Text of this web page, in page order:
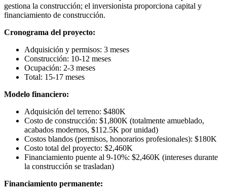
gestiona la construcción; el inversionista proporciona capital y
financiamiento de construcción.
Cronograma del proyecto:
Adquisición y permisos: 3 meses
Construcción: 10-12 meses
Ocupación: 2-3 meses
Total: 15-17 meses
Modelo financiero:
Adquisición del terreno: $480K
Costo de construcción: $1,800K (totalmente amueblado,
acabados modernos, $112.5K por unidad)
Costos blandos (permisos, honorarios profesionales): $180K
Costo total del proyecto: $2,460K
Financiamiento puente al 9-10%: $2,460K (intereses durante
la construcción se trasladan)
Financiamiento permanente: